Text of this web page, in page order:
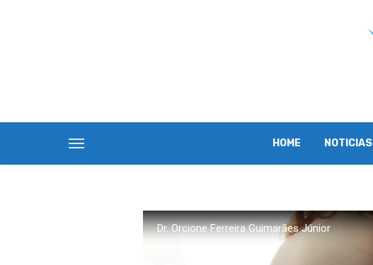
HOME NOTICIAS
Dr. Orcione Ferreira Guimarães Júnior